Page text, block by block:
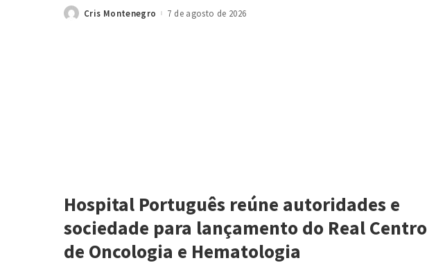
PostedCris Montenegro 7 de agosto de 2026
Hospital Português reúne autoridades e
sociedade para lançamento do Real Centro
de Oncologia e Hematologia